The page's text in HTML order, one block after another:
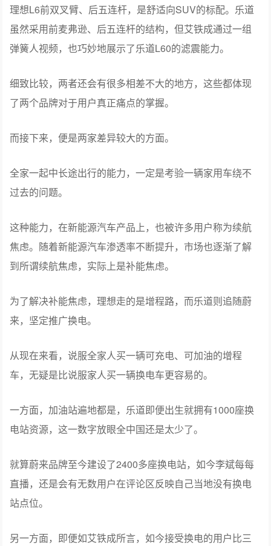
理想L6前双叉臂、后五连杆，是舒适向SUV的标配。乐道
虽然采用前麦弗逊、后五连杆的结构，但艾铁成通过一组
弹簧人视频，也巧妙地展示了乐道L60的滤震能力。
细致比较，两者还会有很多相差不大的地方，这些都体现
了两个品牌对于用户真正痛点的掌握。
而接下来，便是两家差异较大的方面。
全家一起中长途出行的能力，一定是考验一辆家用车绕不
过去的问题。
这种能力，在新能源汽车产品上，也被许多用户称为续航
焦虑。随着新能源汽车渗透率不断提升，市场也逐渐了解
到所谓续航焦虑，实际上是补能焦虑。
为了解决补能焦虑，理想走的是增程路，而乐道则追随蔚
来，坚定推广换电。
从现在来看，说服全家人买一辆可充电、可加油的增程
车，无疑是比说服家人买一辆换电车更容易的。
一方面，加油站遍地都是，乐道即便出生就拥有1000座换
电站资源，这一数字放眼全中国还是太少了。
就算蔚来品牌至今建设了2400多座换电站，如今李斌每每
直播，还是会有无数用户在评论区反映自己当地没有换电
站点位。
另一方面，即便如艾铁成所言，如今接受换电的用户比三